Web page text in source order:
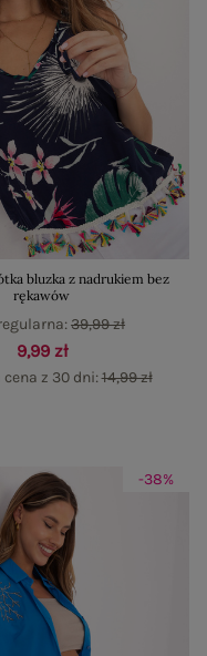
bluzka z nadrukiem bez
rękawów
9,99 zł
z 30 dni:14,99 zł
39,99 zł
-38%